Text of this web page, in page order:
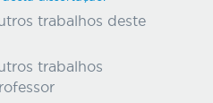
trabalhos deste
trabalhos